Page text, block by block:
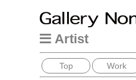
Artist
Top Work